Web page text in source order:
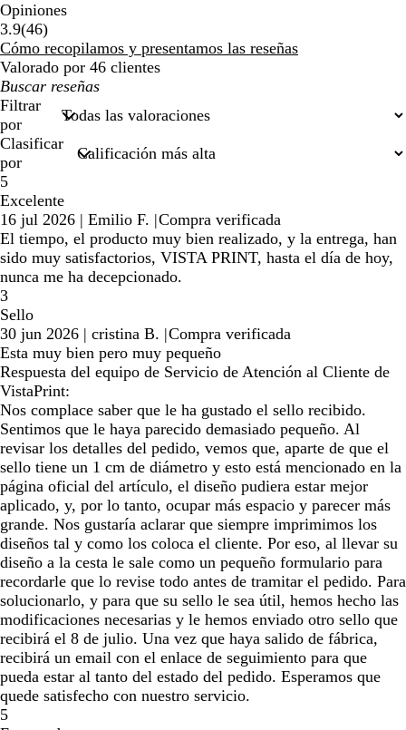
Opiniones
3.9(4646
reseñas
)
Cómo recopilamos y presentamos las reseñas
Valorado por 46 clientes
Mis
búsquedas
Filtrar
por
Clasificar
por
5
Excelente
16 jul 2026 | Emilio F. |Compra verificada
El tiempo, el producto muy bien realizado, y la entrega, han
sido muy satisfactorios, VISTA PRINT, hasta el día de hoy,
nunca me ha decepcionado.
3
Sello
30 jun 2026 | cristina B. |Compra verificada
Esta muy bien pero muy pequeño
Respuesta del equipo de Servicio de Atención al Cliente de
VistaPrint:
Nos complace saber que le ha gustado el sello recibido.
Sentimos que le haya parecido demasiado pequeño. Al
revisar los detalles del pedido, vemos que, aparte de que el
sello tiene un 1 cm de diámetro y esto está mencionado en la
página oficial del artículo, el diseño pudiera estar mejor
aplicado, y, por lo tanto, ocupar más espacio y parecer más
grande. Nos gustaría aclarar que siempre imprimimos los
diseños tal y como los coloca el cliente. Por eso, al llevar su
diseño a la cesta le sale como un pequeño formulario para
recordarle que lo revise todo antes de tramitar el pedido. Para
solucionarlo, y para que su sello le sea útil, hemos hecho las
modificaciones necesarias y le hemos enviado otro sello que
recibirá el 8 de julio. Una vez que haya salido de fábrica,
recibirá un email con el enlace de seguimiento para que
pueda estar al tanto del estado del pedido. Esperamos que
quede satisfecho con nuestro servicio.
5